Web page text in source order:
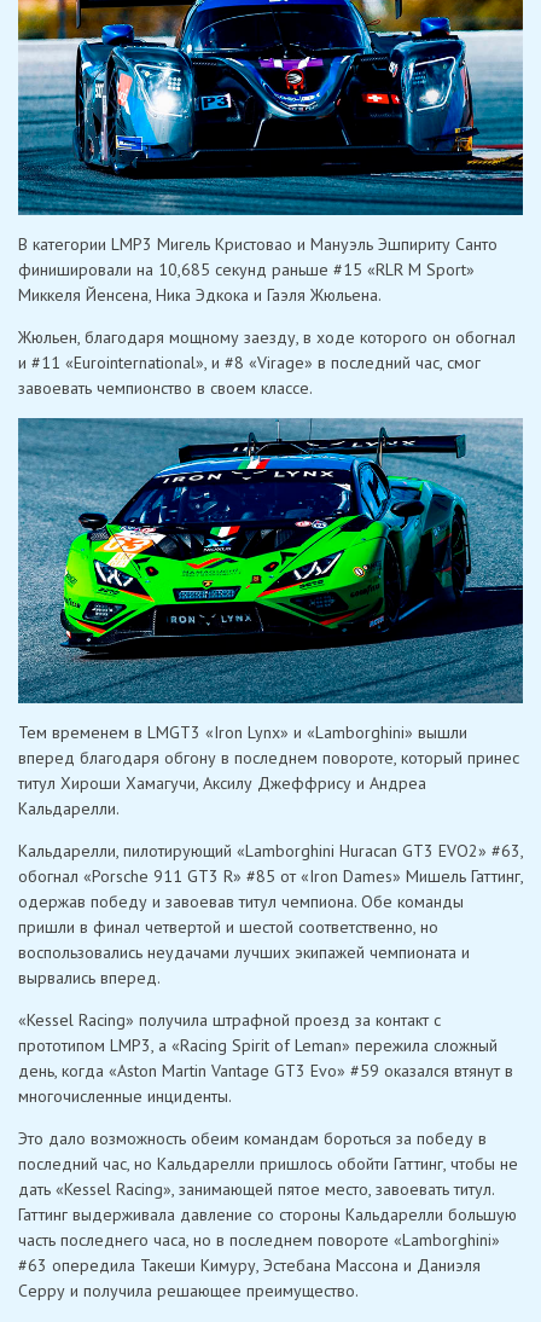
В категории LMP3 Мигель Кристовао и Мануэль Эшпириту Санто
финишировали на 10,685 секунд раньше #15 «RLR M Sport»
Миккеля Йенсена, Ника Эдкока и Гаэля Жюльена.
Жюльен, благодаря мощному заезду, в ходе которого он обогнал
и #11 «Eurointernational», и #8 «Virage» в последний час, смог
завоевать чемпионство в своем классе.
Тем временем в LMGT3 «Iron Lynx» и «Lamborghini» вышли
вперед благодаря обгону в последнем повороте, который принес
титул Хироши Хамагучи, Аксилу Джеффрису и Андреа
Кальдарелли.
Кальдарелли, пилотирующий «Lamborghini Huracan GT3 EVO2» #63,
обогнал «Porsche 911 GT3 R» #85 от «Iron Dames» Мишель Гаттинг,
одержав победу и завоевав титул чемпиона. Обе команды
пришли в финал четвертой и шестой соответственно, но
воспользовались неудачами лучших экипажей чемпионата и
вырвались вперед.
«Kessel Racing» получила штрафной проезд за контакт с
прототипом LMP3, а «Racing Spirit of Leman» пережила сложный
день, когда «Aston Martin Vantage GT3 Evo» #59 оказался втянут в
многочисленные инциденты.
Это дало возможность обеим командам бороться за победу в
последний час, но Кальдарелли пришлось обойти Гаттинг, чтобы не
дать «Kessel Racing», занимающей пятое место, завоевать титул.
Гаттинг выдерживала давление со стороны Кальдарелли большую
часть последнего часа, но в последнем повороте «Lamborghini»
#63 опередила Такеши Кимуру, Эстебана Массона и Даниэля
Серру и получила решающее преимущество.